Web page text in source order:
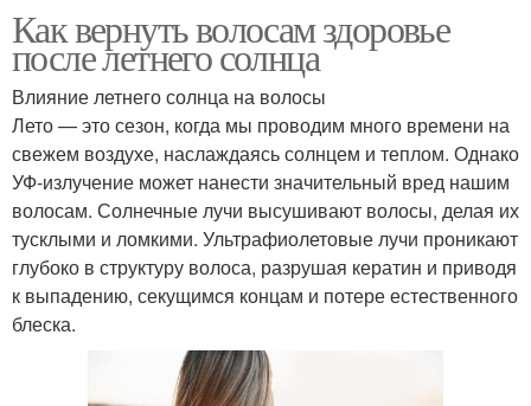
Как вернуть волосам здоровье
после летнего солнца
Влияние летнего солнца на волосы
Лето — это сезон, когда мы проводим много времени на
свежем воздухе, наслаждаясь солнцем и теплом. Однако
УФ-излучение может нанести значительный вред нашим
волосам. Солнечные лучи высушивают волосы, делая их
тусклыми и ломкими. Ультрафиолетовые лучи проникают
глубоко в структуру волоса, разрушая кератин и приводя
к выпадению, секущимся концам и потере естественного
блеска.